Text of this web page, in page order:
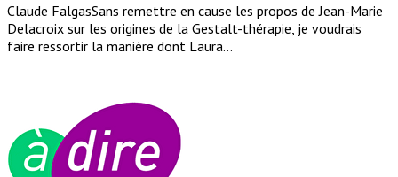
Claude FalgasSans remettre en cause les propos de Jean-Marie
Delacroix sur les origines de la Gestalt-thérapie, je voudrais
faire ressortir la manière dont Laura...